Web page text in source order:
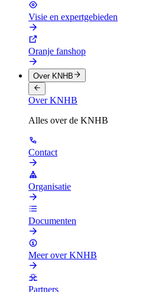
Visie en expertgebieden
Oranje fanshop
Over KNHB
Over KNHB
Alles over de KNHB
Contact
Organisatie
Documenten
Meer over KNHB
Partners